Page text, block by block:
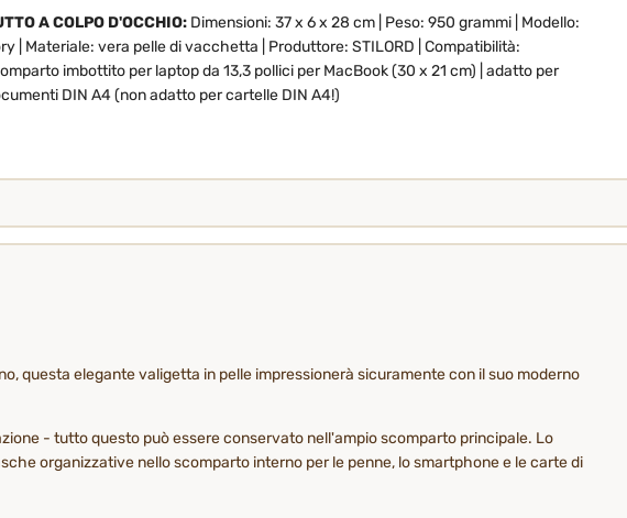
A COLPO D'OCCHIO: Dimensioni: 37 x 6 x 28 cm | Peso: 950 grammi | Modello:
| Materiale: vera pelle di vacchetta | Produttore: STILORD | Compatibilità:
imbottito per laptop da 13,3 pollici per MacBook (30 x 21 cm) | adatto per
DIN A4 (non adatto per cartelle DIN A4!)
questa elegante valigetta in pelle impressionerà sicuramente con il suo moderno
- tutto questo può essere conservato nell'ampio scomparto principale. Lo
organizzative nello scomparto interno per le penne, lo smartphone e le carte di